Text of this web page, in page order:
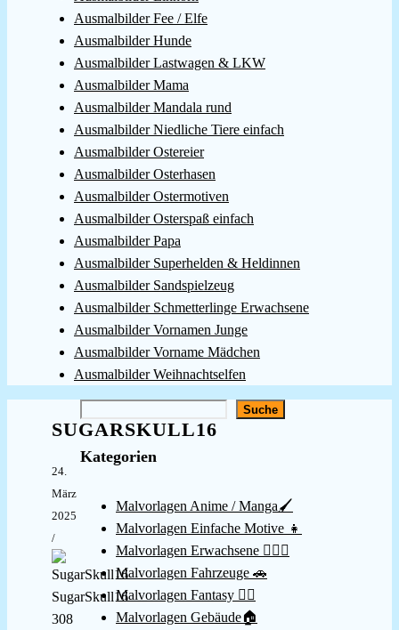
Ausmalbilder Fee / Elfe
Ausmalbilder Hunde
Ausmalbilder Lastwagen & LKW
Ausmalbilder Mama
Ausmalbilder Mandala rund
Ausmalbilder Niedliche Tiere einfach
Ausmalbilder Ostereier
Ausmalbilder Osterhasen
Ausmalbilder Ostermotiven
Ausmalbilder Osterspaß einfach
Ausmalbilder Papa
Ausmalbilder Superhelden & Heldinnen
Ausmalbilder Sandspielzeug
Ausmalbilder Schmetterlinge Erwachsene
Ausmalbilder Vornamen Junge
Ausmalbilder Vorname Mädchen
Ausmalbilder Weihnachtselfen
SUGARSKULL16
24.
März
2025
/
SugarSkull16
308
Suche
Kategorien
Malvorlagen Anime / Manga🖌️
Malvorlagen Einfache Motive 👧
Malvorlagen Erwachsene 👱🏻‍♀️
Malvorlagen Fahrzeuge 🚗
Malvorlagen Fantasy 🧚‍♀️
Malvorlagen Gebäude🏠